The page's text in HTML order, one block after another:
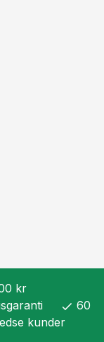
kr
check 60
kunder